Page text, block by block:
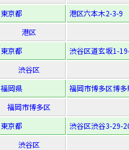
東京都
港区六本木2-3-9
港区
東京都
渋谷区道玄坂1-
渋谷区
福岡県
福岡市博多区博
福岡市博多区
東京都
渋谷区渋谷3-29-
渋谷区